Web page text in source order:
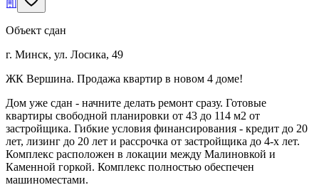
Объект сдан
г. Минск, ул. Лосика, 49
ЖК Вершина. Продажа квартир в новом 4 доме!
Дом уже сдан - начните делать ремонт сразу. Готовые
квартиры свободной планировки от 43 до 114 м2 от
застройщика. Гибкие условия финансирования - кредит до 20
лет, лизинг до 20 лет и рассрочка от застройщика до 4-х лет.
Комплекс расположен в локации между Малиновкой и
Каменной горкой. Комплекс полностью обеспечен
машиноместами.